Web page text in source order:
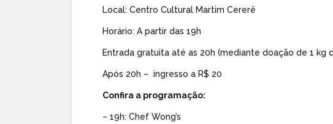
Local: Centro Cultural Martim Cererê
Horário: A partir das 19h
Entrada gratuita até as 20h (mediante doação de 1 kg
Após 20h – ingresso a R$ 20
Confira a programação:
– 19h: Chef Wong’s